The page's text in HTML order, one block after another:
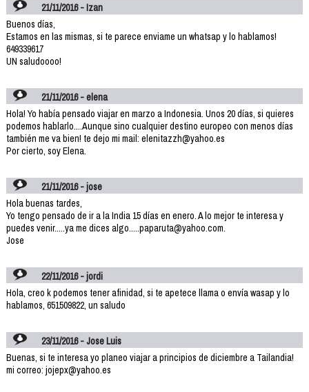
21/11/2016 - Izan
Buenos días,
Estamos en las mismas, si te parece enviame un whatsap y lo hablamos!
649339617
UN saludoooo!
21/11/2016 - elena
Hola! Yo había pensado viajar en marzo a Indonesia. Unos 20 días, si quieres
podemos hablarlo....Aunque sino cualquier destino europeo con menos días
también me va bien! te dejo mi mail: elenitazzh@yahoo.es
Por cierto, soy Elena.
21/11/2016 - jose
Hola buenas tardes,
Yo tengo pensado de ir a la India 15 días en enero. A lo mejor te interesa y
puedes venir.....ya me dices algo.....paparuta@yahoo.com.
Jose
22/11/2016 - jordi
Hola, creo k podemos tener afinidad, si te apetece llama o envía wasap y lo
hablamos, 651509822, un saludo
23/11/2016 - Jose Luis
Buenas, si te interesa yo planeo viajar a principios de diciembre a Tailandia!
mi correo: jojepx@yahoo.es